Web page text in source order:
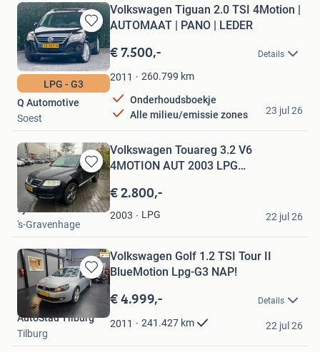
Bewaren
in
Mijn
Favorieten
LPG - G3
Volkswagen Tiguan 2.0 TSI 4Motion |
AUTOMAAT | PANO | LEDER
€ 7.500,- Details
2011 260.799 km
Onderhoudsboekje
Alle milieu/emissie zones
Q Automotive
Soest
23 jul 26
Bewaren
in
Mijn
Favorieten
Volkswagen Touareg 3.2 V6
4MOTION AUT 2003 LPG
€ 2.800,-
2003 LPG
Sjaak Selier
's-Gravenhage
22 jul 26
Bewaren
in
Mijn
Favorieten
Volkswagen Golf 1.2 TSI Tour II
BlueMotion Lpg-G3 NAP!
€ 4.999,- Details
2011 241.427 km
AutoStad Tilburg
Tilburg
22 jul 26